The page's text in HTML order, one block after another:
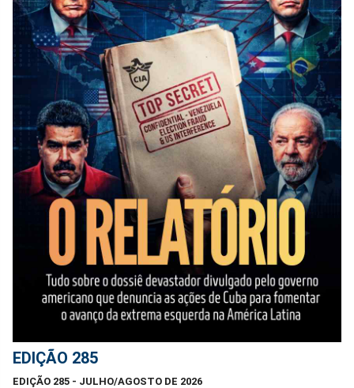
EDIÇÃO 285
EDIÇÃO 285 - JULHO/AGOSTO DE 2026